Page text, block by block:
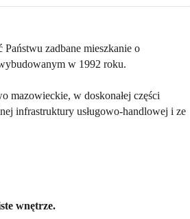
zadbane mieszkanie o
w 1992 roku.
mazowieckie, w doskonałej części
infrastruktury usługowo-handlowej i ze
wnętrze.